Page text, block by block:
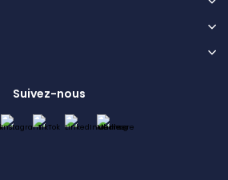
Suivez-nous